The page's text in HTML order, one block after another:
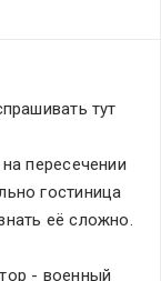
тут
пересечении
гостиница
её сложно.
- военный